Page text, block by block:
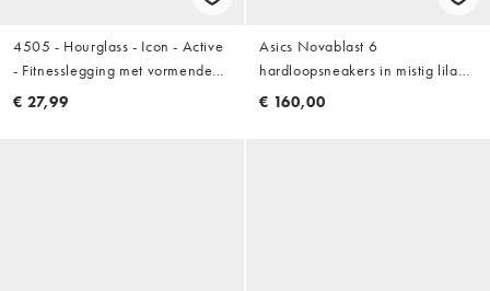
4505 - Hourglass - Icon - Active
- Fitnesslegging met vormende
naden achter, hoge taille en
€ 27,99
Asics Novablast 6
hardloopsneakers in mistig lila
en roze
€ 160,00